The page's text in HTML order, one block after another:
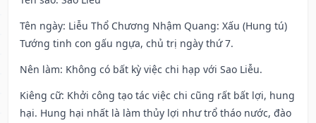
Tên ngày: Liễu Thổ Chương Nhậm Quang: Xấu (Hung tú)
Tướng tinh con gấu ngựa, chủ trị ngày thứ 7.
Nên làm: Không có bất kỳ việc chi hạp với Sao Liễu.
Kiêng cữ: Khởi công tạo tác việc chi cũng rất bất lợi, hung
hại. Hung hại nhất là làm thủy lợi như trổ tháo nước, đào